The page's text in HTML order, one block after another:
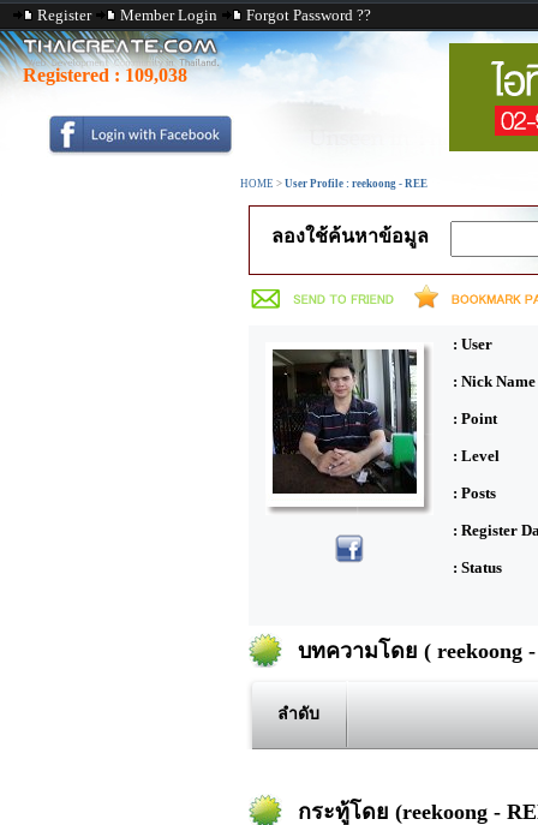
Register Member Login Forgot Password ??
Registered : 109,038
HOME > User Profile : reekoong - REE
ลองใช้ค้นหาข้อมูล
: User
: Nick Name
: Point
: Level
: Posts
: Register
: Status
บทความโดย ( reekoong
ลำดับ
กระทู้โดย (reekoong -